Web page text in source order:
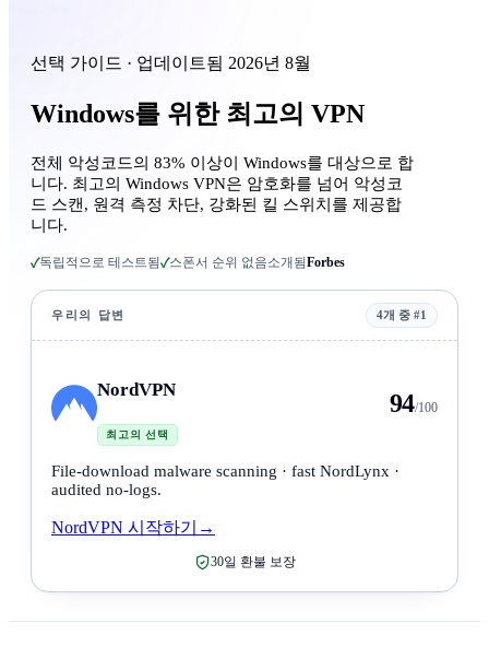
선택 가이드 · 업데이트됨 2026년 8월
Windows를 위한 최고의 VPN
전체 악성코드의 83% 이상이 Windows를 대상으로 합
니다. 최고의 Windows VPN은 암호화를 넘어 악성코
드 스캔, 원격 측정 차단, 강화된 킬 스위치를 제공합
니다.
✓독립적으로 테스트됨✓스폰서 순위 없음소개됨Forbes
우리의 답변 4개 중 #1
NordVPN
최고의 선택
94/100
File-download malware scanning · fast NordLynx ·
audited no-logs.
NordVPN 시작하기 →
30일 환불 보장